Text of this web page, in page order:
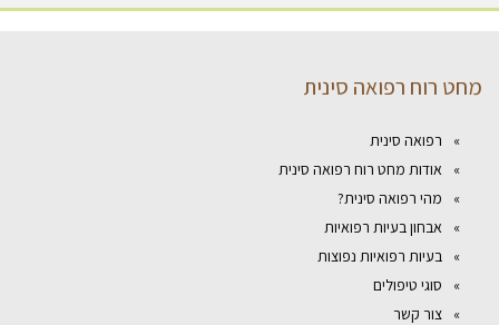
מחט רוח רפואה סינית
רפואה סינית
אודות מחט רוח רפואה סינית
מהי רפואה סינית?
אבחון בעיות רפואיות
בעיות רפואיות נפוצות
סוגי טיפולים
צור קשר